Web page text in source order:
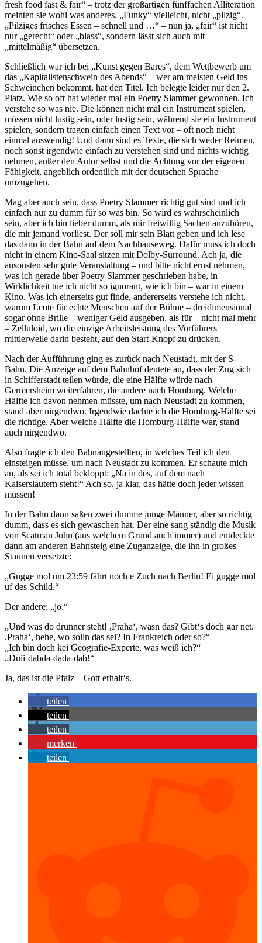
fresh food fast & fair“ – trotz der großartigen fünffachen Alliteration
meinten sie wohl was anderes. „Funky“ vielleicht, nicht „pilzig“.
„Pilziges frisches Essen – schnell und …“ – nun ja, „fair“ ist nicht
nur „gerecht“ oder „blass“, sondern lässt sich auch mit
„mittelmäßig“ übersetzen.
Schließlich war ich bei „Kunst gegen Bares“, dem Wettbewerb um
das „Kapitalistenschwein des Abends“ – wer am meisten Geld ins
Schweinchen bekommt, hat den Titel. Ich belegte leider nur den 2.
Platz. Wie so oft hat wieder mal ein Poetry Slammer gewonnen. Ich
verstehe so was nie. Die können nicht mal ein Instrument spielen,
müssen nicht lustig sein, oder lustig sein, während sie ein Instrument
spielen, sondern tragen einfach einen Text vor – oft noch nicht
einmal auswendig! Und dann sind es Texte, die sich weder Reimen,
noch sonst irgendwie einfach zu verstehen sind und nichts wichtig
nehmen, außer den Autor selbst und die Achtung vor der eigenen
Fähigkeit, angeblich ordentlich mit der deutschen Sprache
umzugehen.
Mag aber auch sein, dass Poetry Slammer richtig gut sind und ich
einfach nur zu dumm für so was bin. So wird es wahrscheinlich
sein, aber ich bin lieber dumm, als mir freiwillig Sachen anzuhören,
die mir jemand vorliest. Der soll mir sein Blatt geben und ich lese
das dann in der Bahn auf dem Nachhauseweg. Dafür muss ich doch
nicht in einem Kino-Saal sitzen mit Dolby-Surround. Ach ja, die
ansonsten sehr gute Veranstaltung – und bitte nicht ernst nehmen,
was ich gerade über Poetry Slammer geschrieben habe, in
Wirklichkeit tue ich nicht so ignorant, wie ich bin – war in einem
Kino. Was ich einerseits gut finde, andererseits verstehe ich nicht,
warum Leute für echte Menschen auf der Bühne – dreidimensional
sogar ohne Brille – weniger Geld ausgeben, als für – nicht mal mehr
– Zelluloid, wo die einzige Arbeitsleistung des Vorführers
mittlerweile darin besteht, auf den Start-Knopf zu drücken.
Nach der Aufführung ging es zurück nach Neustadt, mit der S-
Bahn. Die Anzeige auf dem Bahnhof deutete an, dass der Zug sich
in Schifferstadt teilen würde, die eine Hälfte würde nach
Germersheim weiterfahren, die andere nach Homburg. Welche
Hälfte ich davon nehmen müsste, um nach Neustadt zu kommen,
stand aber nirgendwo. Irgendwie dachte ich die Homburg-Hälfte sei
die richtige. Aber welche Hälfte die Homburg-Hälfte war, stand
auch nirgendwo.
Also fragte ich den Bahnangestellten, in welches Teil ich den
einsteigen müsse, um nach Neustadt zu kommen. Er schaute mich
an, als sei ich total bekloppt: „Na in des, auf dem nach
Kaiserslautern steht!“ Ach so, ja klar, das hätte doch jeder wissen
müssen!
In der Bahn dann saßen zwei dumme junge Männer, aber so richtig
dumm, dass es sich gewaschen hat. Der eine sang ständig die Musik
von Scatman John (aus welchem Grund auch immer) und entdeckte
dann am anderen Bahnsteig eine Zuganzeige, die ihn in großes
Staunen versetzte:
„Gugge mol um 23:59 fährt noch e Zuch nach Berlin! Ei gugge mol
uf des Schild.“
Der andere: „jo.“
„Und was do drunner steht! ,Praha‘, wasn das? Gibt‘s doch gar net.
,Praha‘, hehe, wo solln das sei? In Frankreich oder so?“
„Ich bin doch kei Geografie-Experte, was weiß ich?“
„Duii-dabda-dada-dab!“
Ja, das ist die Pfalz – Gott erhalt‘s.
teilen
teilen
teilen
merken
teilen